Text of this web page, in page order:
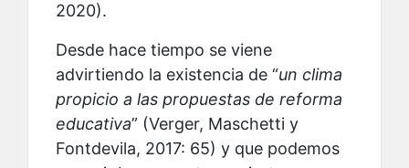
2020).
Desde hace tiempo se viene
advirtiendo la existencia de “un clima
propicio a las propuestas de reforma
educativa” (Verger, Maschetti y
Fontdevila, 2017: 65) y que podemos